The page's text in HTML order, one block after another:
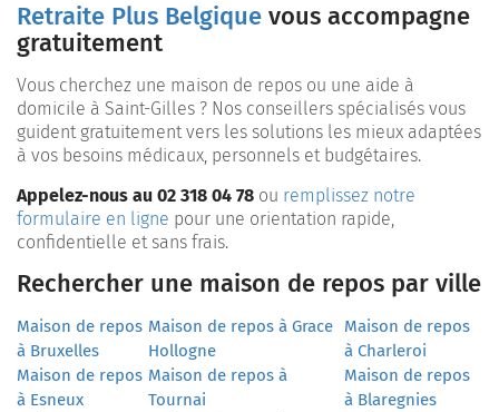
Retraite Plus Belgique vous accompagne
gratuitement
Vous cherchez une maison de repos ou une aide à
domicile à Saint-Gilles ? Nos conseillers spécialisés vous
guident gratuitement vers les solutions les mieux adaptées
à vos besoins médicaux, personnels et budgétaires.
Appelez-nous au 02 318 04 78 ou remplissez notre
formulaire en ligne pour une orientation rapide,
confidentielle et sans frais.
Rechercher une maison de repos par ville
Maison de repos
à Bruxelles
Maison de repos à Grace
Hollogne
Maison de repos
à Charleroi
Maison de repos
à Esneux
Maison de repos à
Tournai
Maison de repos
à Blaregnies